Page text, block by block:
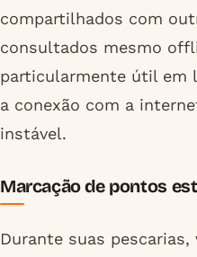
compartilhados com
consultados mesmo
particularmente útil em
a conexão com a
instável.
Marcação de pontos
Durante suas